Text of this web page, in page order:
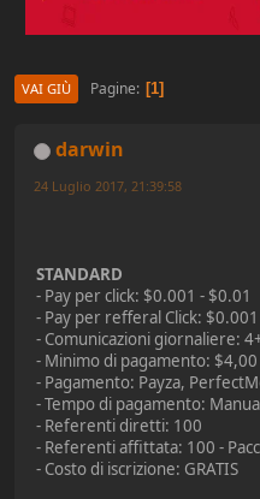
VAI GIÙ Pagine 1
darwin
24 Luglio 2017, 21:39:58
STANDARD
- Pay per click: $0.001 - $0.01
- Pay per refferal Click: $0.001
- Comunicazioni giornaliere:
- Minimo di pagamento: $4,00
- Pagamento: Payza,
- Tempo di pagamento:
- Referenti diretti: 100
- Referenti affittata: 100 -
- Costo di iscrizione: GRATIS